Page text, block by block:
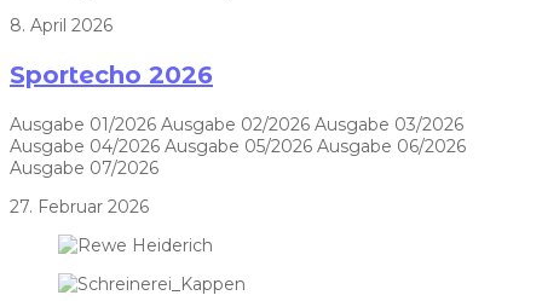
8. April 2026
Sportecho 2026
Ausgabe 01/2026 Ausgabe 02/2026 Ausgabe 03/2026
Ausgabe 04/2026 Ausgabe 05/2026 Ausgabe 06/2026
Ausgabe 07/2026
27. Februar 2026